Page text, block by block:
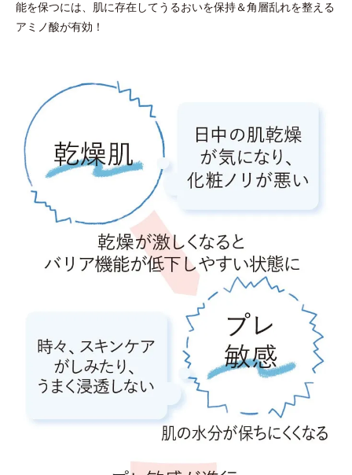
能を保つには、肌に存在してうるおいを保持＆角層乱れを整える
アミノ酸が有効！